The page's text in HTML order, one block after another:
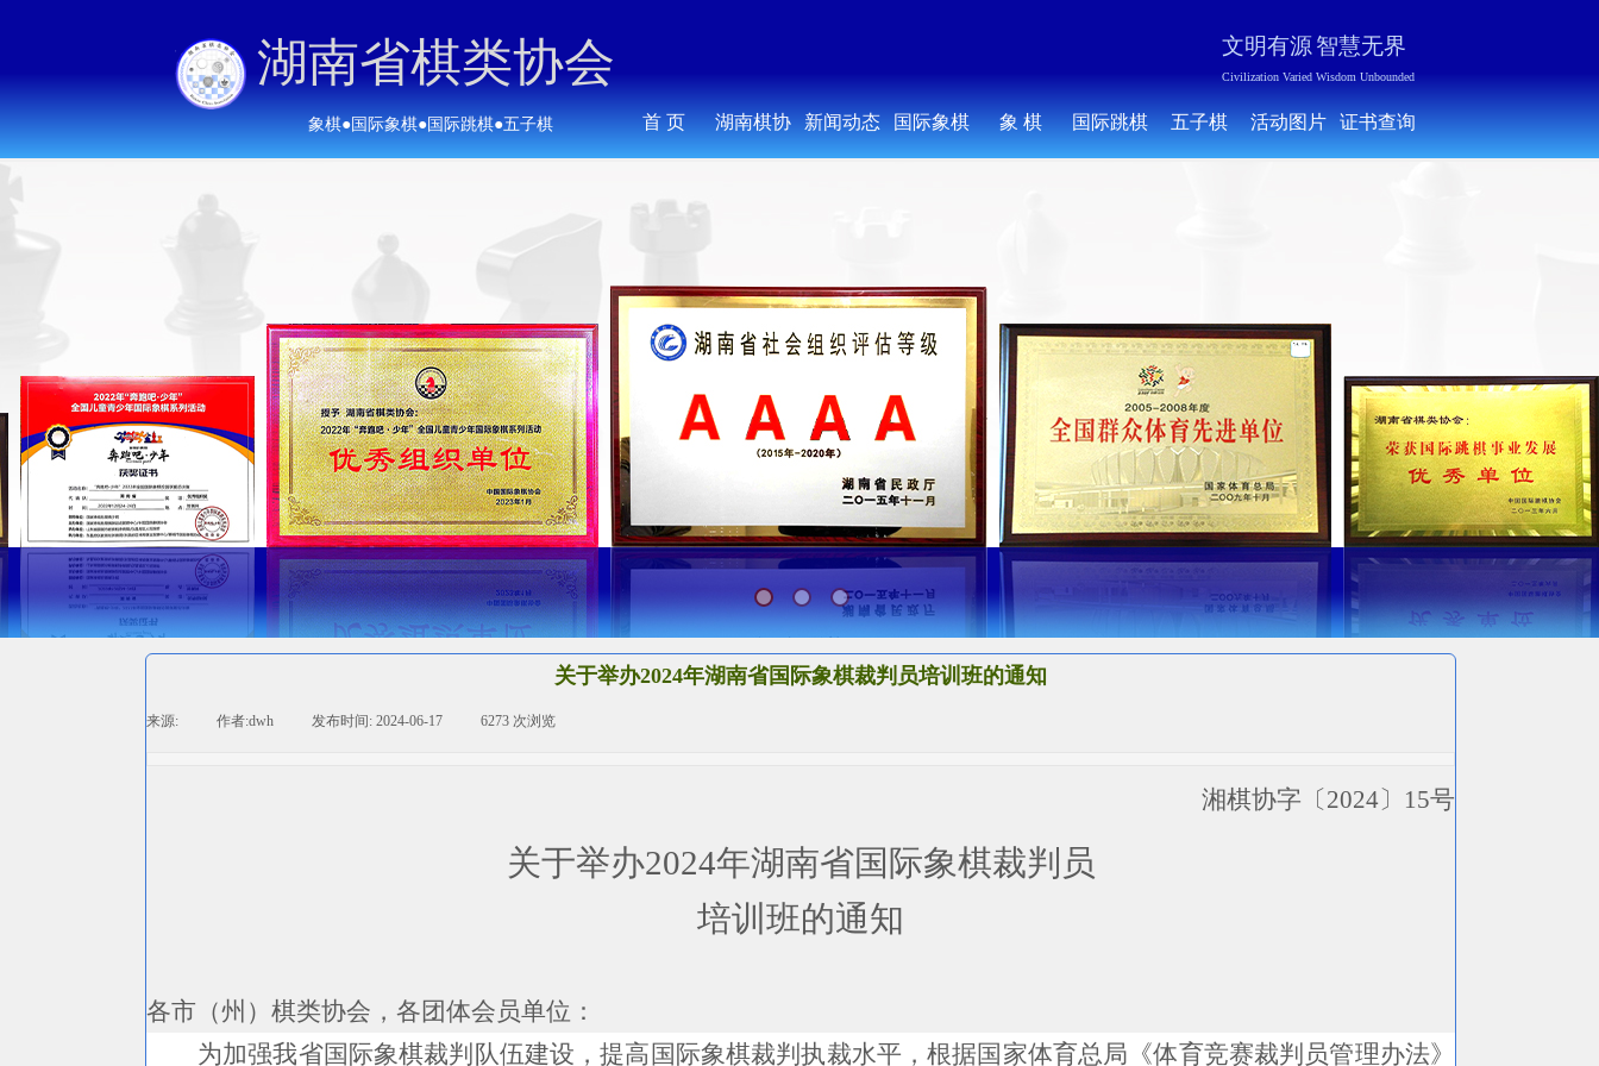
首 页 湖南棋协 新闻动态 国际象棋 象 棋 国际跳棋 五子棋 活动图片 证书查询
象棋●国际象棋●国际跳棋●五子棋
湖南省棋类协会 文明有源 智慧无界
Civilization Varied Wisdom Unbounded
关于举办2024年湖南省国际象棋裁判员培训班的通知
来源: 作者:dwh 发布时间: 2024-06-17 6273 次浏览
湘棋协字〔2024〕15号
关于举办2024年湖南省国际象棋裁判员
培训班的通知
各市（州）棋类协会，各团体会员单位：
为加强我省国际象棋裁判队伍建设，提高 国际象棋裁判执裁水平，根据国家体育总局《体育竞赛裁判员管理办法》